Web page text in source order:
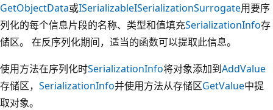
GetObjectData或ISerializableISerializationSurrogate用要序
列化的每个信息片段的名称、类型和值填充SerializationInfo存
储区。 在反序列化期间，适当的函数可以提取此信息。
使用方法在序列化时SerializationInfo将对象添加到AddValue
存储区， SerializationInfo并使用方法从存储区GetValue中提
取对象。